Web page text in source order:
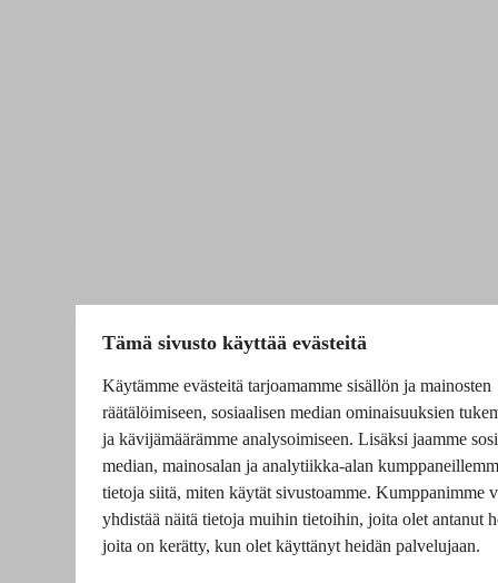
Tämä sivusto käyttää evästeitä
Käytämme evästeitä tarjoamamme sisällön ja mainosten
räätälöimiseen, sosiaalisen median ominaisuuksien
ja kävijämäärämme analysoimiseen. Lisäksi jaamme
median, mainosalan ja analytiikka-alan
tietoja siitä, miten käytät sivustoamme. Kumppanimme
yhdistää näitä tietoja muihin tietoihin, joita olet antanut
joita on kerätty, kun olet käyttänyt heidän palvelujaan.